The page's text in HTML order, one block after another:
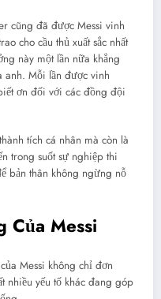
cũng đã được Messi vinh
cho cầu thủ xuất sắc nhất
này một lần nữa khẳng
anh. Mỗi lần được vinh
ơn đối với các đồng đội
tích cá nhân mà còn là
trong suốt sự nghiệp thi
bản thân không ngừng nỗ
Của Messi
Messi không chỉ đơn
nhiều yếu tố khác đang góp